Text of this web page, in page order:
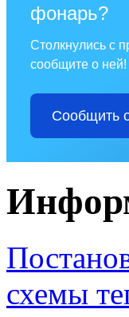
фонарь?
Столкнулись с
сообщите о ней!
Сообщить
схемы